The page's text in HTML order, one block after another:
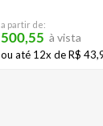
a partir de:
500,55 à vista
ou até 12x deR$ 43,